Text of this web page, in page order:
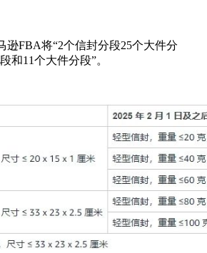
逊FBA将“2个信封分段25个大件分
和11个大件分段”。